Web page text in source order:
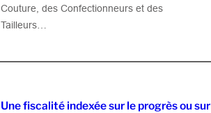
Couture, des Confectionneurs et des
Tailleurs…
Une fiscalité indexée sur le progrès ou sur